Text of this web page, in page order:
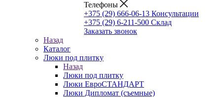
Телефоны
+375 (29) 666-06-13 Консультации
+375 (29) 6-211-500 Склад
Заказать звонок
Назад
Каталог
Люки под плитку
Назад
Люки под плитку
Люки ЕвроСТАНДАРТ
Люки Дипломат (съемные)